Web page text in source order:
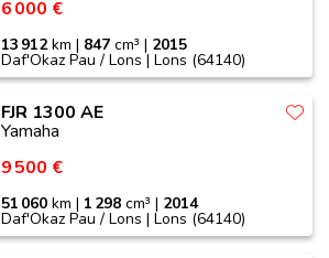
6 000 €
13 912km | 847 cm³ | 2015
Daf'Okaz Pau / Lons | Lons (64140)
FJR 1300 AE
Yamaha
9 500 €
51 060 km | 1 298 cm³ | 2014
Daf'Okaz Pau / Lons | Lons (64140)